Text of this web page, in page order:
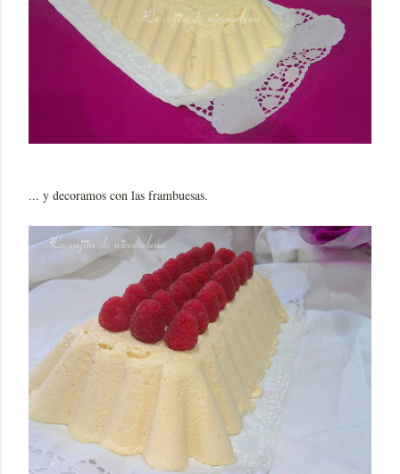
... y decoramos con las frambuesas.